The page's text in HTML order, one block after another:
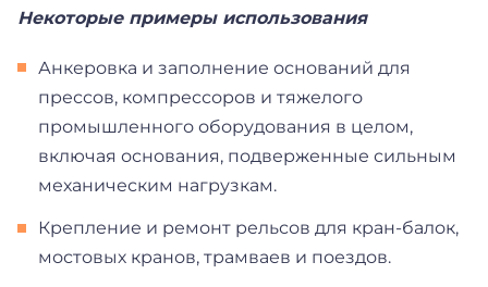
Некоторые примеры использования
Анкеровка и заполнение оснований для
прессов, компрессоров и тяжелого
промышленного оборудования в целом,
включая основания, подверженные сильным
механическим нагрузкам.
Крепление и ремонт рельсов для кран-балок,
мостовых кранов, трамваев и поездов.